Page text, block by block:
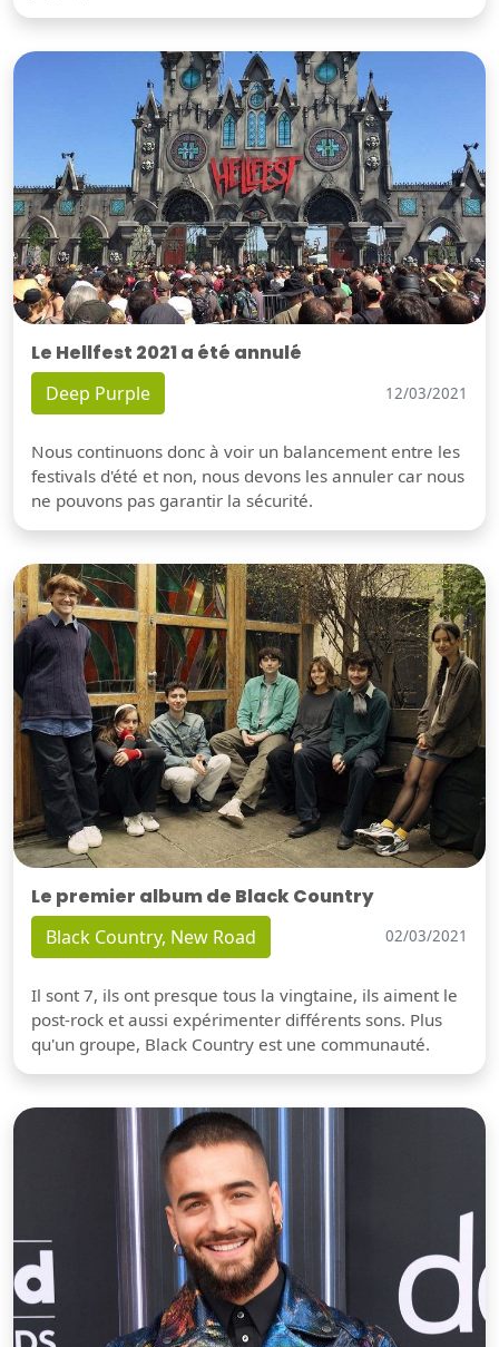
Le Hellfest 2021 a été annulé
Deep Purple 12/03/2021
Nous continuons donc à voir un balancement entre les
festivals d'été et non, nous devons les annuler car nous
ne pouvons pas garantir la sécurité.
Le premier album de Black Country
Black Country, New Road 02/03/2021
Il sont 7, ils ont presque tous la vingtaine, ils aiment le
post-rock et aussi expérimenter différents sons. Plus
qu'un groupe, Black Country est une communauté.